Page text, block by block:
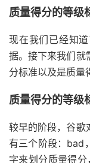
质量得分的等级
现在我们已经知
据。接下来我们就
分标准以及是质量
质量得分的等级
较早的阶段，谷歌
有三个阶段：bad
字来划分质量得分